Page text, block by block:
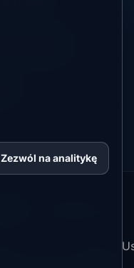
Zezwól na analitykę